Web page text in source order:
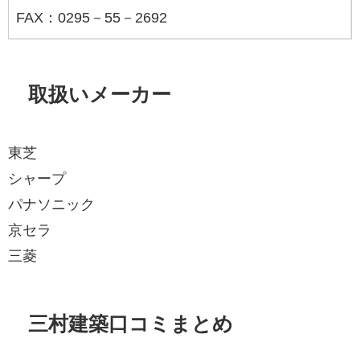
FAX：0295－55－2692
取扱いメーカー
東芝
シャープ
パナソニック
京セラ
三菱
三村建築口コミまとめ